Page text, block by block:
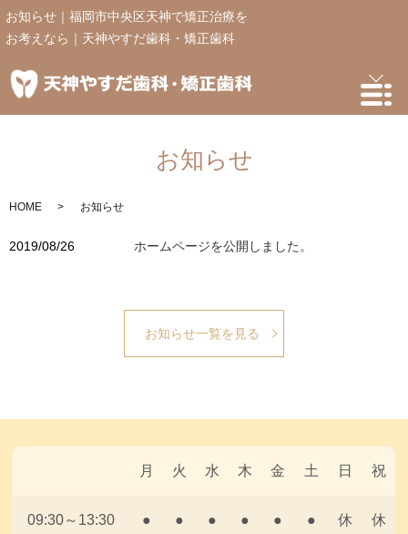
お知らせ｜福岡市中央区天神で矯正治療を
お考えなら｜天神やすだ歯科・矯正歯科
お知らせ
HOME お知らせ
2019/08/26 ホームページを公開しました。
お知らせ一覧を見る
月 火 水 木 金 土 日 祝
09:30～13:30 ● ● ● ● ● ● 休 休